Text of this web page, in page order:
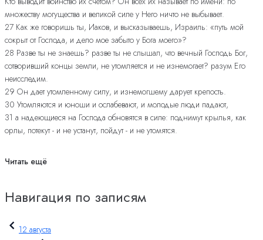
множеству могущества и великой силе у Него ничто не выбывает.
27 Как же говоришь ты, Иаков, и высказываешь, Израиль: «путь мой
сокрыт от Господа, и дело мое забыто у Бога моего»?
28 Разве ты не знаешь? разве ты не слышал, что вечный Господь Бог,
сотворивший концы земли, не утомляется и не изнемогает? разум Его
неисследим.
29 Он дает утомленному силу, и изнемогшему дарует крепость.
30 Утомляются и юноши и ослабевают, и молодые люди падают,
31 а надеющиеся на Господа обновятся в силе: поднимут крылья, как
орлы, потекут - и не устанут, пойдут - и не утомятся.
Читать ещё
Навигация по записям
12 августа